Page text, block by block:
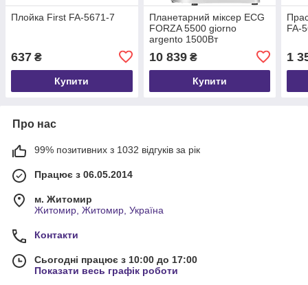
Плойка First FA-5671-7
637 ₴
Купити
Планетарний міксер ECG
FORZA 5500 giorno
argento 1500Вт
10 839₴
Купити
FA-
1
Про нас
99% позитивних з 1032 відгуків за рік
Працює з 06.05.2014
м. Житомир
Житомир, Житомир, Україна
Контакти
Сьогодні працює з 10:00 до 17:00
Показати весь графік роботи